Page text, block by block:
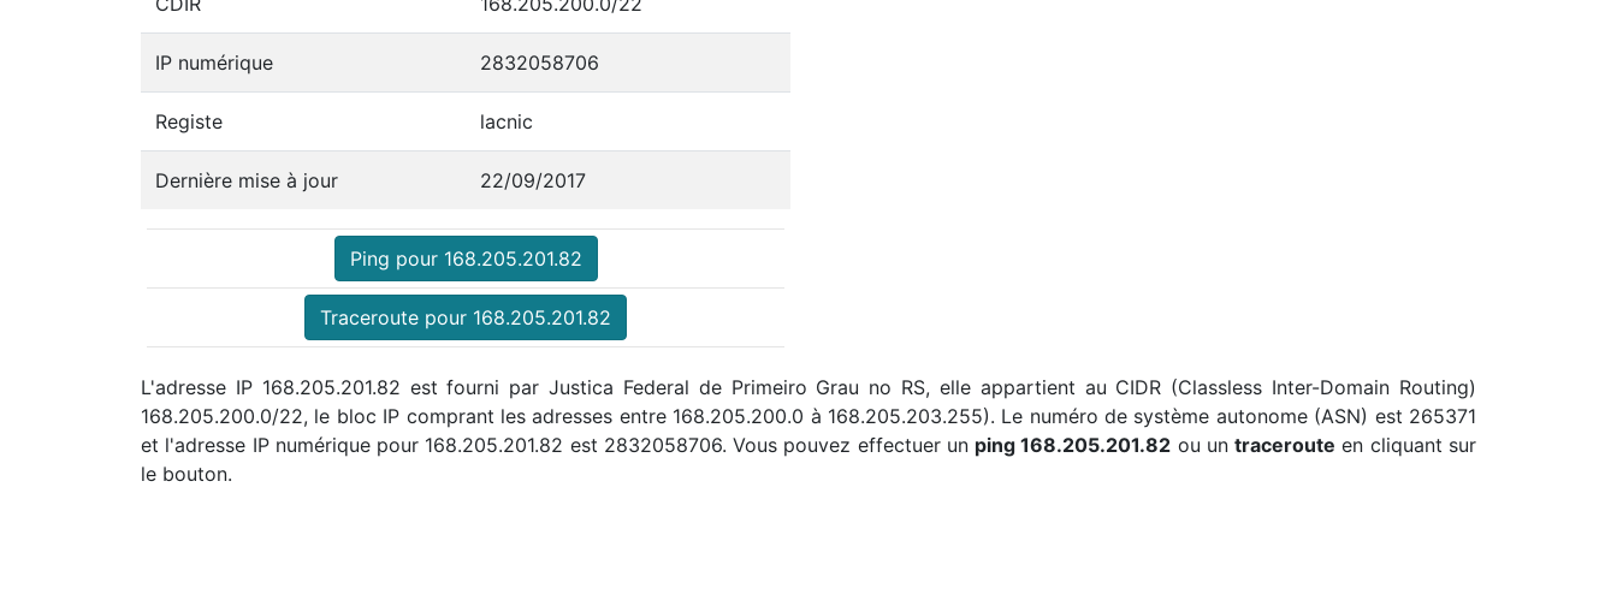
IP numérique 2832058706
Registe lacnic
Dernière mise à jour 22/09/2017
Ping pour 168.205.201.82
Traceroute pour 168.205.201.82
L'adresse IP 168.205.201.82 est fourni par Justica Federal de Primeiro Grau no RS, elle appartient au CIDR (Classless Inter-Domain Routing)
168.205.200.0/22, le bloc IP comprant les adresses entre 168.205.200.0 à 168.205.203.255). Le numéro de système autonome (ASN) est 265371
et l'adresse IP numérique pour 168.205.201.82 est 2832058706. Vous pouvez effectuer un ping 168.205.201.82 ou untraceroute en cliquant sur
le bouton.